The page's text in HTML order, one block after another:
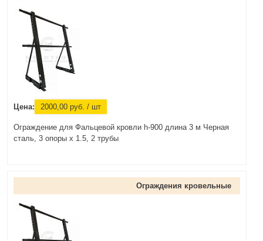
Цена: 2000,00 руб. / шт
Ограждение для Фальцевой кровли h-900 длина 3 м Черная
сталь, 3 опоры х 1.5, 2 трубы
Ограждения кровельные